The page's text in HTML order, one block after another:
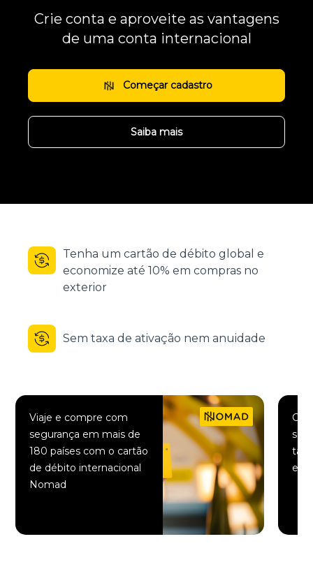
Crie conta e aproveite as vantagens
de uma conta internacional
Começar cadastro
Saiba mais
Tenha um cartão de débito global e
economize até 10% em compras no
exterior
Sem taxa de ativação nem anuidade
Viaje e compre com
segurança em mais de
180 países com o cartão
de débito internacional
Nomad